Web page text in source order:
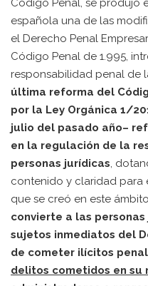
Código Penal, se produjo
española una de las
el Derecho Penal
Código Penal de 1.995,
responsabilidad penal de
última reforma del
por la Ley Orgánica 1/
julio del pasado año–
en la regulación de la
personas jurídicas,
contenido y claridad para
que se creó en este
convierte a las personas
sujetos inmediatos del
de cometer ilícitos
delitos cometidos en su